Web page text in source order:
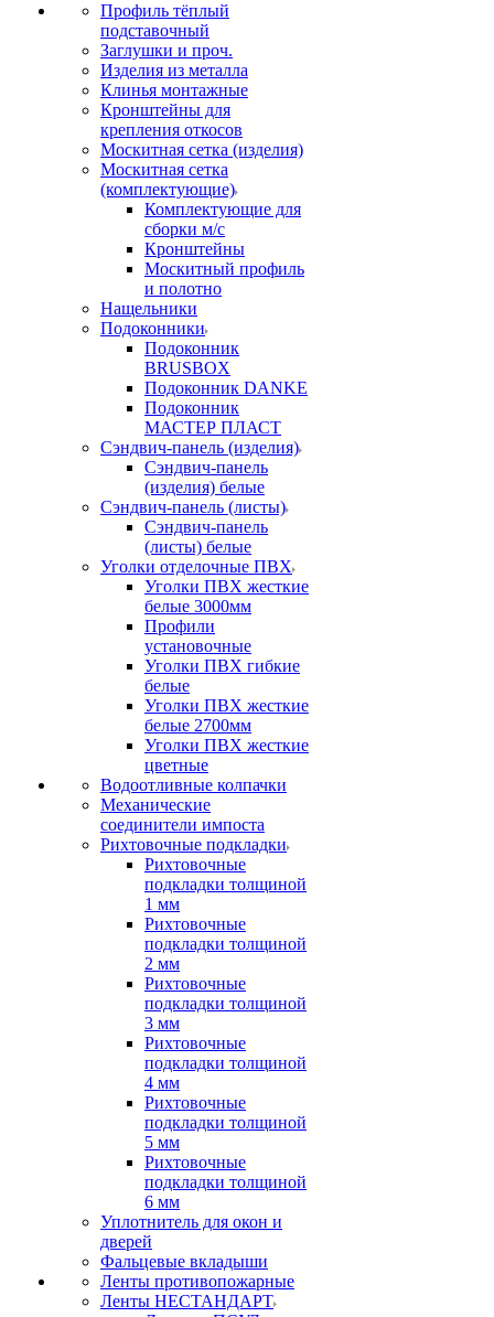
Профиль тёплый
подставочный
Заглушки и проч.
Изделия из металла
Клинья монтажные
Кронштейны для
крепления откосов
Москитная сетка (изделия)
Москитная сетка
(комплектующие)
Комплектующие для
сборки м/с
Кронштейны
Москитный профиль
и полотно
Нащельники
Подоконники
Подоконник
BRUSBOX
Подоконник DANKE
Подоконник
МАСТЕР ПЛАСТ
Сэндвич-панель (изделия)
Сэндвич-панель
(изделия) белые
Сэндвич-панель (листы)
Сэндвич-панель
(листы) белые
Уголки отделочные ПВХ
Уголки ПВХ жесткие
белые 3000мм
Профили
установочные
Уголки ПВХ гибкие
белые
Уголки ПВХ жесткие
белые 2700мм
Уголки ПВХ жесткие
цветные
Водоотливные колпачки
Механические
соединители импоста
Рихтовочные подкладки
Рихтовочные
подкладки толщиной
1 мм
Рихтовочные
подкладки толщиной
2 мм
Рихтовочные
подкладки толщиной
3 мм
Рихтовочные
подкладки толщиной
4 мм
Рихтовочные
подкладки толщиной
5 мм
Рихтовочные
подкладки толщиной
6 мм
Уплотнитель для окон и
дверей
Фальцевые вкладыши
Ленты противопожарные
Ленты НЕСТАНДАРТ